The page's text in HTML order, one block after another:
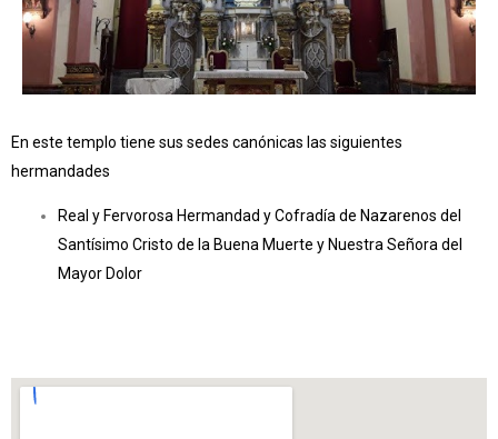
En este templo tiene sus sedes canónicas las siguientes
hermandades
Real y Fervorosa Hermandad y Cofradía de Nazarenos del
Santísimo Cristo de la Buena Muerte y Nuestra Señora del
Mayor Dolor